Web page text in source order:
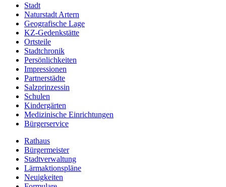
Stadt
Naturstadt Artern
Geografische Lage
KZ-Gedenkstätte
Ortsteile
Stadtchronik
Persönlichkeiten
Impressionen
Partnerstädte
Salzprinzessin
Schulen
Kindergärten
Medizinische Einrichtungen
Bürgerservice
Rathaus
Bürgermeister
Stadtverwaltung
Lärmaktionspläne
Neuigkeiten